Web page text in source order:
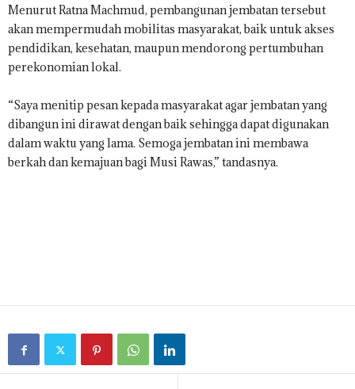
Menurut Ratna Machmud, pembangunan jembatan tersebut
akan mempermudah mobilitas masyarakat, baik untuk akses
pendidikan, kesehatan, maupun mendorong pertumbuhan
perekonomian lokal.
“Saya menitip pesan kepada masyarakat agar jembatan yang
dibangun ini dirawat dengan baik sehingga dapat digunakan
dalam waktu yang lama. Semoga jembatan ini membawa
berkah dan kemajuan bagi Musi Rawas,” tandasnya.